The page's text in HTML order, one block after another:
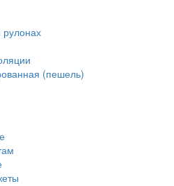
рулонах
(пешель)